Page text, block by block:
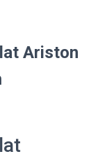
Ariston